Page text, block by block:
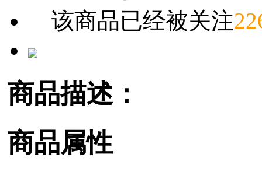
该商品已经被关注
商品描述：
商品属性